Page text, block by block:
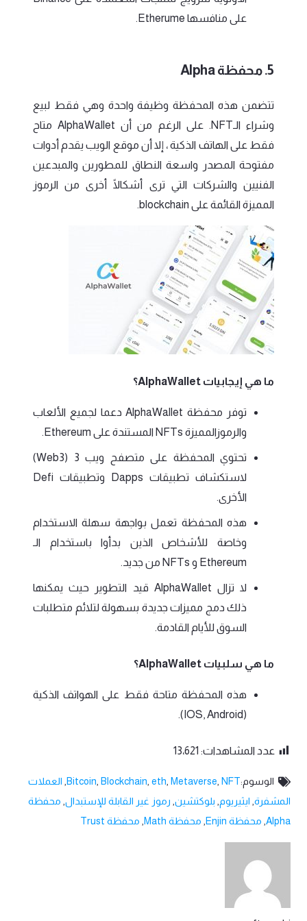
على منافسها Etherume.
5. محفظة Alpha
تتضمن هذه المحفظة وظيفة واحدة وهي فقط لبيع
وشراء الـNFT.
على الرغم من أن AlphaWallet متاح
فقط على الهاتف الذكية ، إلا أن موقع الويب يقدم أدوات
مفتوحة المصدر واسعة النطاق للمطورين والمبدعين
الفنيين والشركات التي ترى أشكالًا أخرى من الرموز
المميزة القائمة على blockchain.
ما هي إيجابيات AlphaWallet؟
توفر محفظة AlphaWallet دعما لجميع الألعاب
والرموزالمميزة NFTs المستندة على Ethereum.
تحتوي المحفظة على متصفح ويب 3 (Web3)
لاستكشاف تطبيقات Dapps وتطبيقات Defi
الأخرى.
هذه المحفظة تعمل بواجهة سهلة الاستخدام
وخاصة للأشخاص الذين بدأوا باستخدام الـ
Ethereum و NFTs من جديد.
لا تزال AlphaWallet قيد التطوير حيث يمكنها
ذلك دمج مميزات جديدة بسهولة لتلائم متطلبات
السوق للأيام القادمة.
ما هي سلبيات AlphaWallet؟
هذه المحفظة متاحة فقط على الهواتف الذكية
(IOS, Android).
عدد المشاهدات: 13٬621
الوسوم: Bitcoin Blockchain ,eth Metaverse NFT
العملات
المشفرة ايثيريوم بلوكتشين رموز غير القابلة للإستبدال محفظة
Alpha محفظة Enjin محفظة Math محفظة Trust